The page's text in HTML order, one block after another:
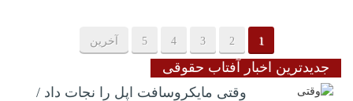
1
2
3
4
5 آخرین
جدیدترین اخبار آفتاب حقوقی
وقتی مایکروسافت اپل را نجات داد /